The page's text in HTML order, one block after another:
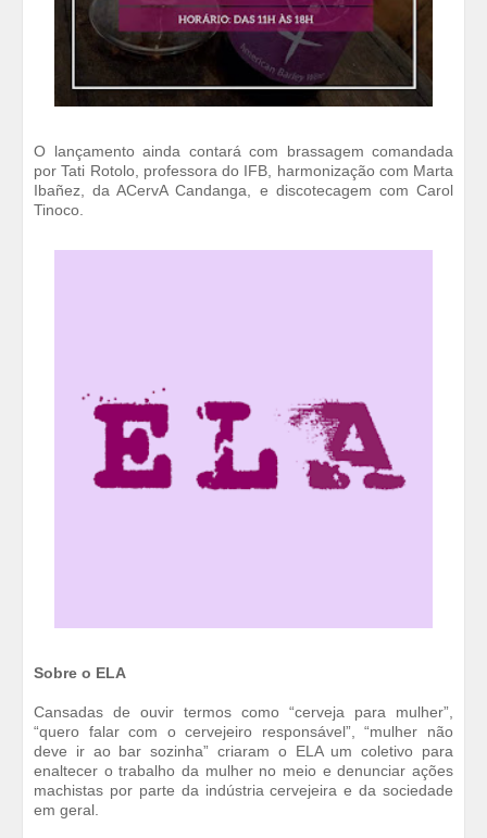
O lançamento ainda contará com brassagem comandada
por Tati Rotolo, professora do IFB, harmonização com Marta
Ibañez, da ACervA Candanga, e discotecagem com Carol
Tinoco.
Sobre o ELA
Cansadas de ouvir termos como “cerveja para mulher”,
“quero falar com o cervejeiro responsável”, “mulher não
deve ir ao bar sozinha” criaram o ELA um coletivo para
enaltecer o trabalho da mulher no meio e denunciar ações
machistas por parte da indústria cervejeira e da sociedade
em geral.